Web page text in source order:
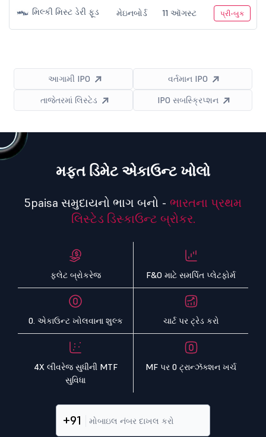
મિલ્કી મિસ્ટ ડેરી ફૂડ મેઇનબોર્ડ 11 ઑગસ્ટ પ્રી-બુક
આગામી IPO
વર્તમાન IPO
તાજેતરમાં લિસ્ટેડ
IPO સબસ્ક્રિપ્શન
મફત ડિમેટ એકાઉન્ટ ખોલો
5paisa સમુદાયનો ભાગ બનો - ભારતના પ્રથમ
લિસ્ટેડ ડિસ્કાઉન્ટ બ્રોકર.
ફ્લેટ બ્રોકરેજ F&O માટે સમર્પિત પ્લેટફોર્મ
0. એકાઉન્ટ ખોલવાના શુલ્ક ચાર્ટ પર ટ્રેડ કરો
4X લીવરેજ સુધીની MTF
સુવિધા
MF પર 0 ટ્રાન્ઝૅક્શન ખર્ચ
+91